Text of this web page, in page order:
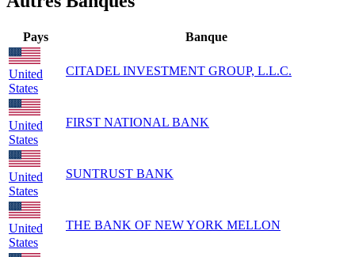
Pays Banque
United
States
CITADEL INVESTMENT GROUP, L.L.C.
United
States
FIRST NATIONAL BANK
United
States
SUNTRUST BANK
United
States
THE BANK OF NEW YORK MELLON